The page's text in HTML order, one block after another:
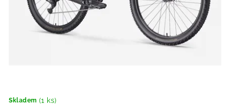
Skladem (1 ks)